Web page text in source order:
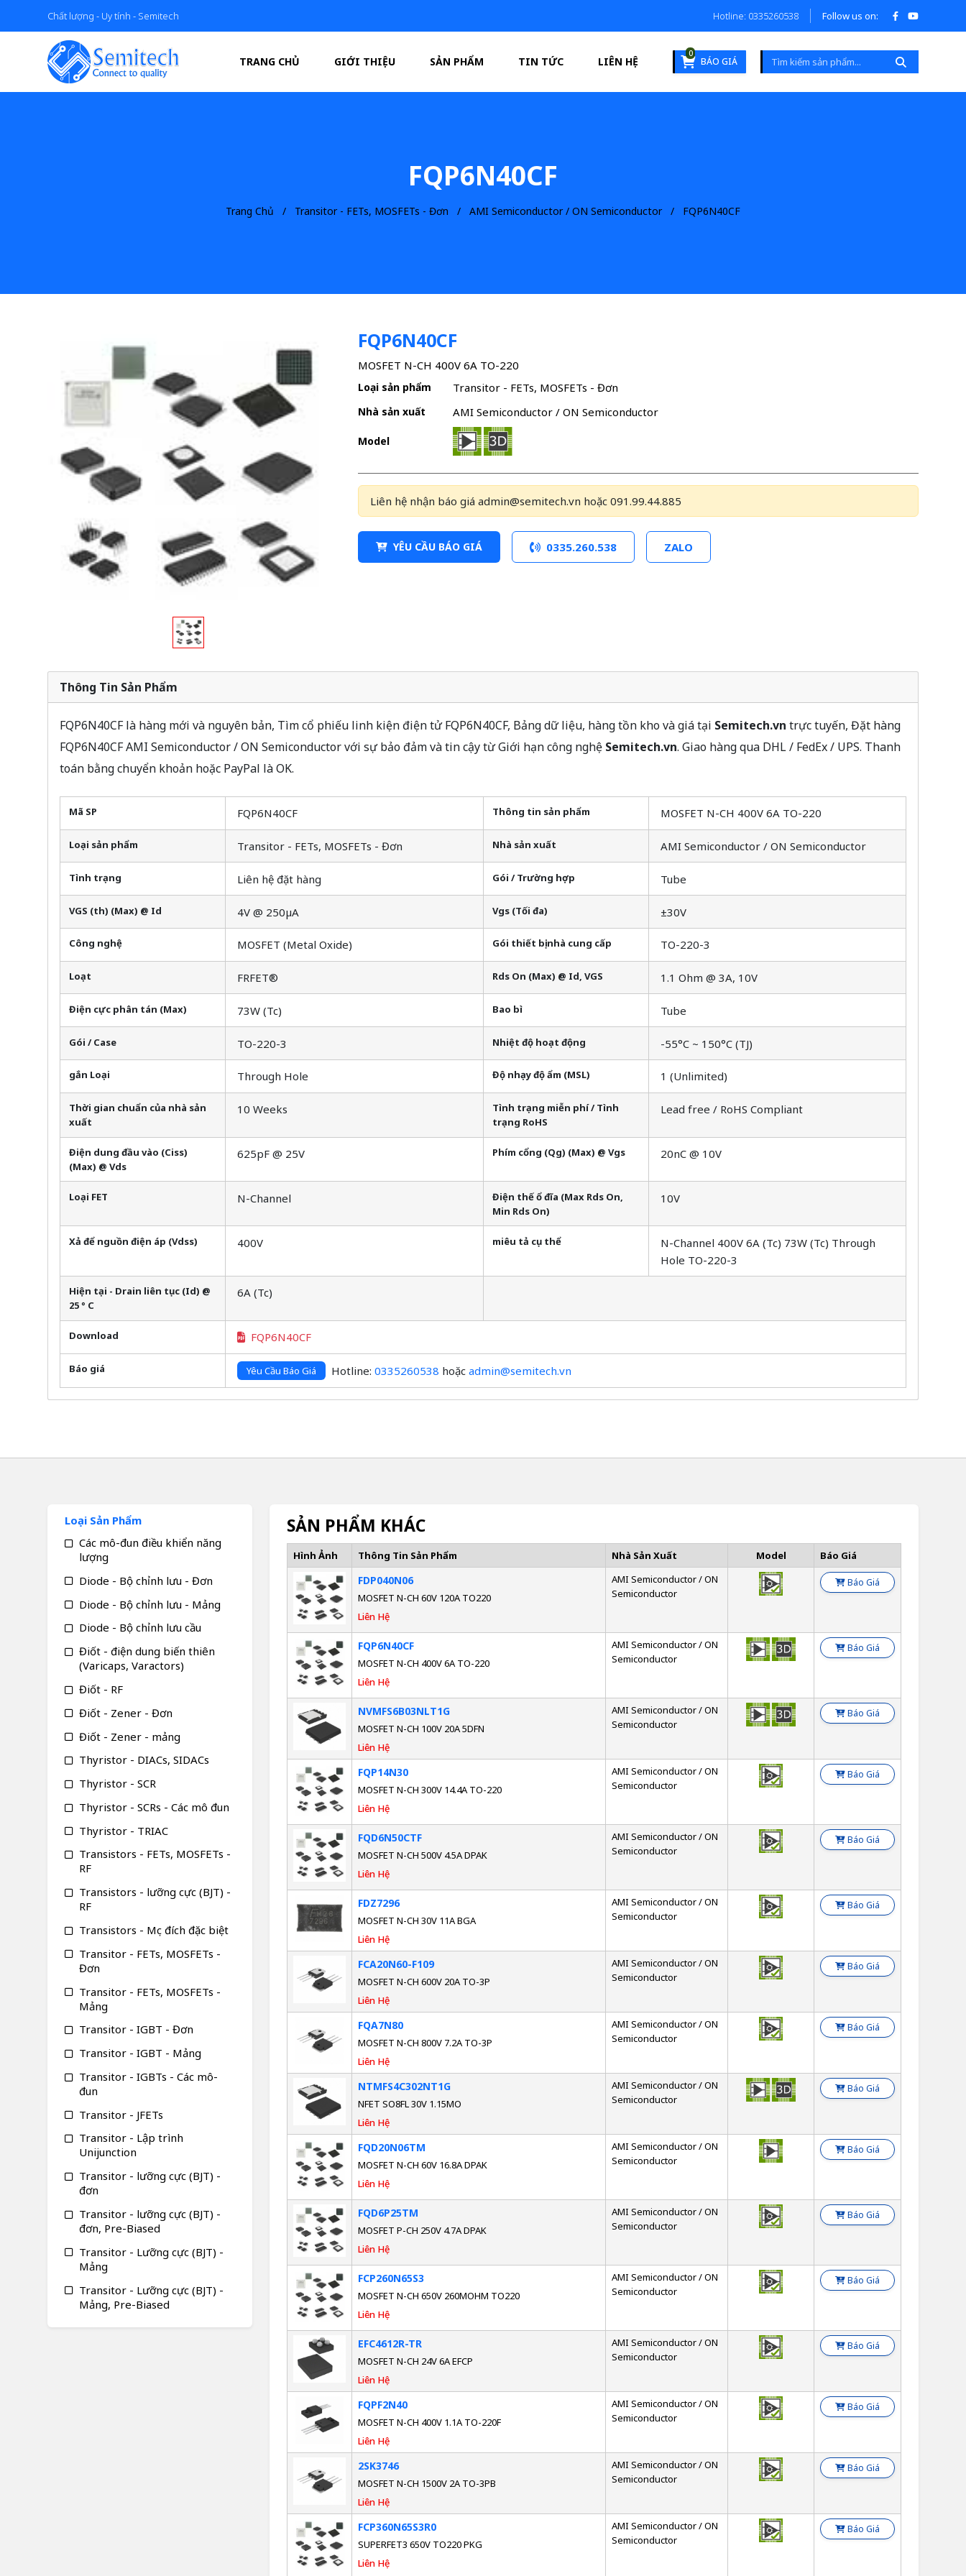
Chất lượng - Uy tính - Semitech Hotline: 0335260538 Follow us on:
TRANG CHỦ GIỚI THIỆU SẢN PHẨM TIN TỨC LIÊN HỆ
0
BÁO GIÁ
FQP6N40CF
Trang Chủ Transitor - FETs, MOSFETs - Đơn AMI Semiconductor / ON Semiconductor FQP6N40CF
FQP6N40CF
MOSFET N-CH 400V 6A TO-220
Loại sản phẩm Transitor - FETs, MOSFETs - Đơn
Nhà sản xuất AMI Semiconductor / ON Semiconductor
Model
Liên hệ nhận báo giá admin@semitech.vn hoặc 091.99.44.885
YÊU CẦU BÁO GIÁ 0335.260.538 ZALO
Thông Tin Sản Phẩm
FQP6N40CF là hàng mới và nguyên bản, Tìm cổ phiếu linh kiện điện tử FQP6N40CF, Bảng dữ liệu, hàng tồn kho và giá tại Semitech.vn trực tuyến, Đặt hàng
FQP6N40CF AMI Semiconductor / ON Semiconductor với sự bảo đảm và tin cậy từ Giới hạn công nghệ Semitech.vn. Giao hàng qua DHL / FedEx / UPS. Thanh
toán bằng chuyển khoản hoặc PayPal là OK.
Mã SP FQP6N40CF Thông tin sản phẩm MOSFET N-CH 400V 6A TO-220
Loại sản phẩm Transitor - FETs, MOSFETs - Đơn Nhà sản xuất AMI Semiconductor / ON Semiconductor
Tình trạng Liên hệ đặt hàng Gói / Trường hợp Tube
VGS (th) (Max) @ Id 4V @ 250µA Vgs (Tối đa) ±30V
Công nghệ MOSFET (Metal Oxide) Gói thiết bị nhà cung cấp TO-220-3
Loạt FRFET® Rds On (Max) @ Id, VGS 1.1 Ohm @ 3A, 10V
Điện cực phân tán (Max) 73W (Tc) Bao bì Tube
Gói / Case TO-220-3 Nhiệt độ hoạt động -55°C ~ 150°C (TJ)
gắn Loại Through Hole Độ nhạy độ ẩm (MSL) 1 (Unlimited)
Thời gian chuẩn của nhà sản
xuất
10 Weeks
Tình trạng miễn phí / Tình
trạng RoHS
Lead free / RoHS Compliant
Điện dung đầu vào (Ciss)
(Max) @ Vds
625pF @ 25V Phím cổng (Qg) (Max) @ Vgs 20nC @ 10V
Loại FET N-Channel
Điện thế ổ đĩa (Max Rds On,
Min Rds On)
10V
Xả để nguồn điện áp (Vdss) 400V miêu tả cụ thể
N-Channel 400V 6A (Tc) 73W (Tc) Through
Hole TO-220-3
Hiện tại - Drain liên tục (Id) @
25 ° C
6A (Tc)
Download FQP6N40CF
Báo giá Yêu Cầu Báo Giá Hotline: 0335260538 hoặc admin@semitech.vn
SẢN PHẨM KHÁC
Hình Ảnh Thông Tin Sản Phẩm Nhà Sản Xuất Model Báo Giá
FDP040N06
MOSFET N-CH 60V 120A TO220
Liên Hệ
AMI Semiconductor / ON
Semiconductor
Báo Giá
FQP6N40CF
MOSFET N-CH 400V 6A TO-220
Liên Hệ
AMI Semiconductor / ON
Semiconductor
Báo Giá
NVMFS6B03NLT1G
MOSFET N-CH 100V 20A 5DFN
Liên Hệ
AMI Semiconductor / ON
Semiconductor
Báo Giá
FQP14N30
MOSFET N-CH 300V 14.4A TO-220
Liên Hệ
AMI Semiconductor / ON
Semiconductor
Báo Giá
FQD6N50CTF
MOSFET N-CH 500V 4.5A DPAK
Liên Hệ
AMI Semiconductor / ON
Semiconductor
Báo Giá
FDZ7296
MOSFET N-CH 30V 11A BGA
Liên Hệ
AMI Semiconductor / ON
Semiconductor
Báo Giá
FCA20N60-F109
MOSFET N-CH 600V 20A TO-3P
Liên Hệ
AMI Semiconductor / ON
Semiconductor
Báo Giá
FQA7N80
MOSFET N-CH 800V 7.2A TO-3P
Liên Hệ
AMI Semiconductor / ON
Semiconductor
Báo Giá
NTMFS4C302NT1G
NFET SO8FL 30V 1.15MO
Liên Hệ
AMI Semiconductor / ON
Semiconductor
Báo Giá
FQD20N06TM
MOSFET N-CH 60V 16.8A DPAK
Liên Hệ
AMI Semiconductor / ON
Semiconductor
Báo Giá
FQD6P25TM
MOSFET P-CH 250V 4.7A DPAK
Liên Hệ
AMI Semiconductor / ON
Semiconductor
Báo Giá
FCP260N65S3
MOSFET N-CH 650V 260MOHM TO220
Liên Hệ
AMI Semiconductor / ON
Semiconductor
Báo Giá
EFC4612R-TR
MOSFET N-CH 24V 6A EFCP
Liên Hệ
AMI Semiconductor / ON
Semiconductor
Báo Giá
FQPF2N40
MOSFET N-CH 400V 1.1A TO-220F
Liên Hệ
AMI Semiconductor / ON
Semiconductor
Báo Giá
2SK3746
MOSFET N-CH 1500V 2A TO-3PB
Liên Hệ
AMI Semiconductor / ON
Semiconductor
Báo Giá
FCP360N65S3R0
SUPERFET3 650V TO220 PKG
Liên Hệ
AMI Semiconductor / ON
Semiconductor
Báo Giá
Loại Sản Phẩm
Các mô-đun điều khiển năng
lượng
Diode - Bộ chỉnh lưu - Đơn
Diode - Bộ chỉnh lưu - Mảng
Diode - Bộ chỉnh lưu cầu
Điốt - điện dung biến thiên
(Varicaps, Varactors)
Điốt - RF
Điốt - Zener - Đơn
Điốt - Zener - mảng
Thyristor - DIACs, SIDACs
Thyristor - SCR
Thyristor - SCRs - Các mô đun
Thyristor - TRIAC
Transistors - FETs, MOSFETs -
RF
Transistors - lưỡng cực (BJT) -
RF
Transistors - Mục đích đặc biệt
Transitor - FETs, MOSFETs -
Đơn
Transitor - FETs, MOSFETs -
Mảng
Transitor - IGBT - Đơn
Transitor - IGBT - Mảng
Transitor - IGBTs - Các mô-
đun
Transitor - JFETs
Transitor - Lập trình
Unijunction
Transitor - lưỡng cực (BJT) -
đơn
Transitor - lưỡng cực (BJT) -
đơn, Pre-Biased
Transitor - Lưỡng cực (BJT) -
Mảng
Transitor - Lưỡng cực (BJT) -
Mảng, Pre-Biased